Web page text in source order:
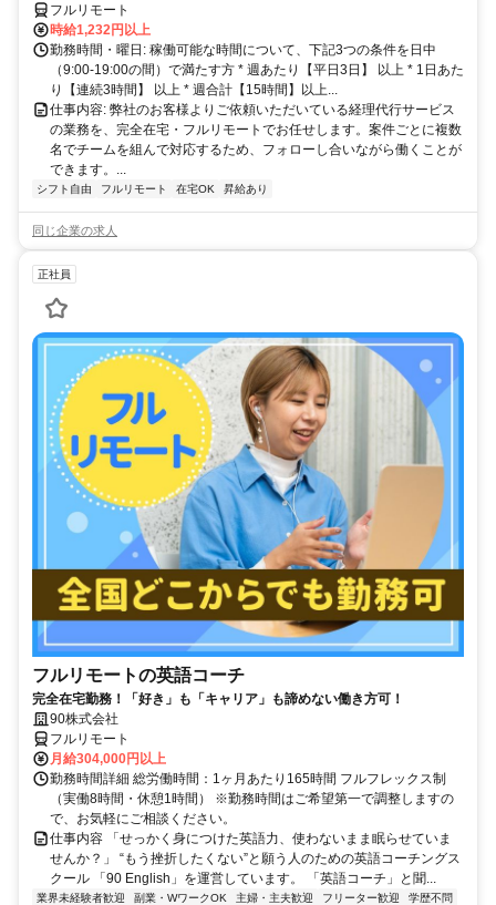
フルリモート
時給1,232円以上
勤務時間・曜日: 稼働可能な時間について、下記3つの条件を日中
（9:00-19:00の間）で満たす方 * 週あたり【平日3日】 以上 * 1日あた
り【連続3時間】 以上 * 週合計【15時間】以上...
仕事内容: 弊社のお客様よりご依頼いただいている経理代行サービス
の業務を、完全在宅・フルリモートでお任せします。案件ごとに複数
名でチームを組んで対応するため、フォローし合いながら働くことが
できます。...
シフト自由 フルリモート 在宅OK 昇給あり
同じ企業の求人
正社員
フルリモートの英語コーチ
完全在宅勤務！「好き」も「キャリア」も諦めない働き方可！
90株式会社
フルリモート
月給304,000円以上
勤務時間詳細 総労働時間：1ヶ月あたり165時間 フルフレックス制
（実働8時間・休憩1時間） ※勤務時間はご希望第一で調整しますの
で、お気軽にご相談ください。
仕事内容 「せっかく身につけた英語力、使わないまま眠らせていま
せんか？」 “もう挫折したくない”と願う人のための英語コーチングス
クール 「90 English」を運営しています。 「英語コーチ」と聞...
業界未経験者歓迎 副業・WワークOK 主婦・主夫歓迎 フリーター歓迎
学歴不問